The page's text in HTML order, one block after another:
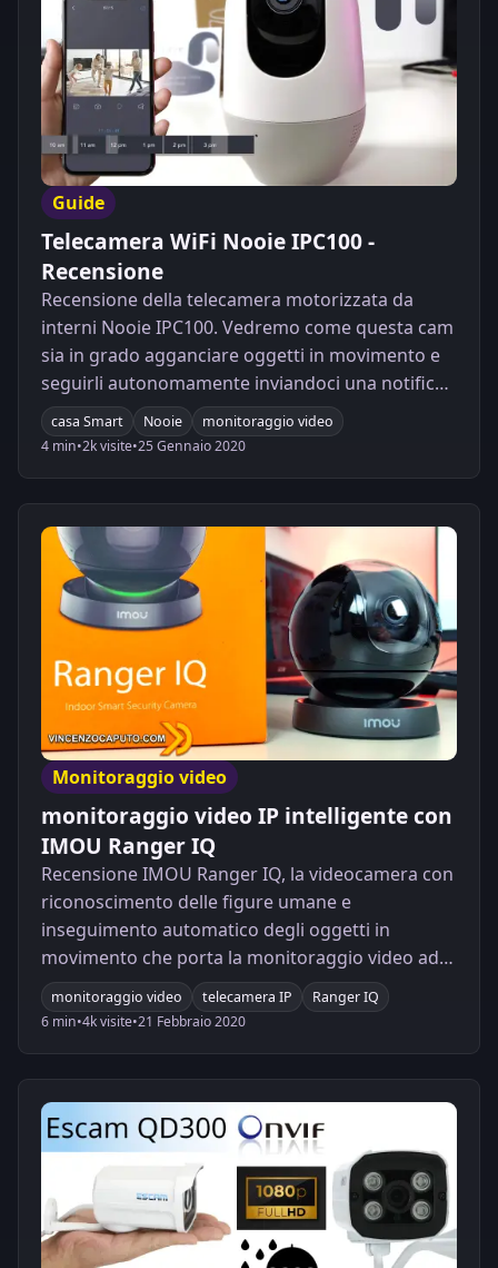
Guide
Telecamera WiFi Nooie IPC100 -
Recensione
Recensione della telecamera motorizzata da
interni Nooie IPC100. Vedremo come questa cam
sia in grado agganciare oggetti in movimento e
seguirli autonomamente inviandoci una notifica
in caso di motion detection o di sound detection.
casa Smart Nooie
monitoraggio video
4 min•2k visite•25 Gennaio 2020
Monitoraggio video
monitoraggio video IP intelligente con
IMOU Ranger IQ
Recensione IMOU Ranger IQ, la videocamera con
riconoscimento delle figure umane e
inseguimento automatico degli oggetti in
movimento che porta la monitoraggio video ad
un nuovo livello di intelligenza.
monitoraggio video telecamera IP
Ranger IQ
6 min•4k visite•21 Febbraio 2020